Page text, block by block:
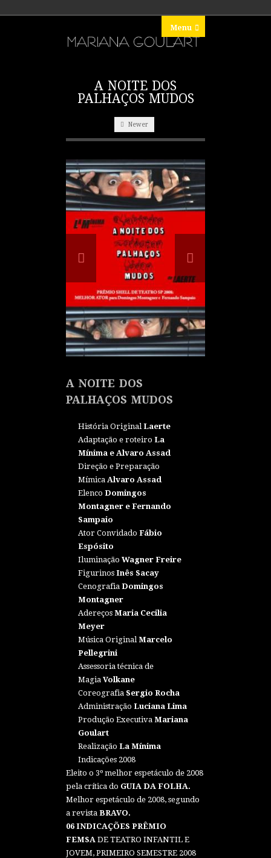
Menu
A NOITE DOS
PALHAÇOS MUDOS
Newer
A NOITE DOS
PALHAÇOS MUDOS
História Original Laerte
Adaptação e roteiro La
Mínima e Alvaro Assad
Direção e Preparação
Mímica Alvaro Assad
Elenco Domingos
Montagner e Fernando
Sampaio
Ator Convidado Fábio
Espósito
Iluminação Wagner Freire
Figurinos Inês Sacay
Cenografia Domingos
Montagner
Adereços Maria Cecilia
Meyer
Música Original Marcelo
Pellegrini
Assessoria técnica de
Magia Volkane
Coreografia Sergio Rocha
Administração Luciana Lima
Produção Executiva Mariana
Goulart
Realização La Mínima
Indicações 2008
Eleito o 3º melhor espetáculo de 2008
pela crítica do GUIA DA FOLHA.
Melhor espetáculo de 2008, segundo
a revista BRAVO.
06 INDICAÇÕES PRÊMIO
FEMSA DE TEATRO INFANTIL E
JOVEM, PRIMEIRO SEMESTRE 2008